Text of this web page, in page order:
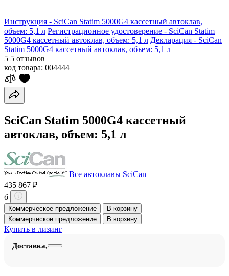
Инструкция - SciCan Statim 5000G4 кассетный автоклав,
объем: 5,1 л Регистрационное удостоверение - SciCan Statim
5000G4 кассетный автоклав, объем: 5,1 л Декларация - SciCan
Statim 5000G4 кассетный автоклав, объем: 5,1 л
5 5 отзывов
код товара: 004444
SciCan Statim 5000G4 кассетный
автоклав, объем: 5,1 л
Все автоклавы SciCan
435 867 ₽
б
Коммерческое предложение
В корзину
Коммерческое предложение
В корзину
Купить в лизинг
Доставка,